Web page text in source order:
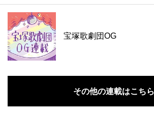
宝塚歌劇団OG
その他の連載はこちら